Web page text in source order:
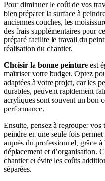
Pour diminuer le coût de vos
bien préparer la surface à
anciennes couches, les
des frais supplémentaires pour
préparé facilite le travail du
réalisation du chantier.
Choisir la bonne peinture est
maîtriser votre budget. Optez
adaptées à votre projet, car les
durables, peuvent rapidement
acryliques sont souvent un bon
performance.
Ensuite, pensez à regrouper vos
peindre en une seule fois
auprès du professionnel, grâce
déplacement et d’organisation.
chantier et évite les coûts
séparées.